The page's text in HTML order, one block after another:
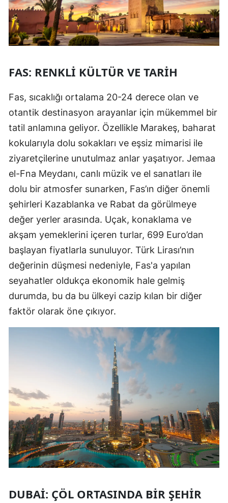
FAS: RENKLI KÜLTÜR VE TARIH
Fas, sıcaklığı ortalama 20-24 derece olan ve
otantik destinasyon arayanlar için mükemmel bir
tatil anlamına geliyor. Özellikle Marakeş, baharat
kokularıyla dolu sokakları ve eşsiz mimarisi ile
ziyaretçilerine unutulmaz anlar yaşatıyor. Jemaa
el-Fna Meydanı, canlı müzik ve el sanatları ile
dolu bir atmosfer sunarken, Fas’ın diğer önemli
şehirleri Kazablanka ve Rabat da görülmeye
değer yerler arasında. Uçak, konaklama ve
akşam yemeklerini içeren turlar, 699 Euro’dan
başlayan fiyatlarla sunuluyor. Türk Lirası’nın
değerinin düşmesi nedeniyle, Fas'a yapılan
seyahatler oldukça ekonomik hale gelmiş
durumda, bu da bu ülkeyi cazip kılan bir diğer
faktör olarak öne çıkıyor.
DUBAI: ÇÖL ORTASINDA BIR ŞEHIR